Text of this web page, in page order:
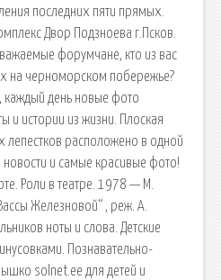
последних пяти прямых.
Двор Подзноева г.Псков.
форумчане, кто из вас
на черноморском побережье?
каждый день новые фото
и истории из жизни. Плоская
лепестков расположено в одной
новости и самые красивые фото!
Роли в театре. 1978 — М.
Железновой“ , реж. А.
ноты и слова. Детские
Познавательно-
solnet.ee для детей и